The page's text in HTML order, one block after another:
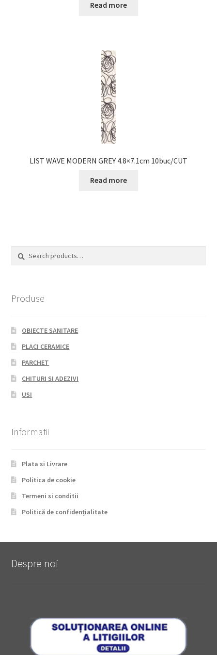
Read more
LIST WAVE MODERN GREY 4.8×7.1cm 10buc/CUT
Read more
Search
Search
Produse
OBIECTE SANITARE
PLACI CERAMICE
PARCHET
CHITURI SI ADEZIVI
USI
Informatii
Plata si Livrare
Politica de cookie
Termeni si conditii
Politică de confidențialitate
Despre noi